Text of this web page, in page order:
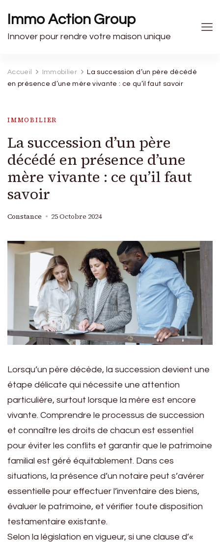
Immo Action Group
Innover pour rendre votre maison unique
Accueil Immobilier
La succession d’un père décédé
en présence d’une mère vivante : ce qu’il faut savoir
IMMOBILIER
La succession d’un père
décédé en présence d’une
mère vivante : ce qu’il faut
savoir
Constance 25 Octobre 2024
Lorsqu’un père décède, la succession devient une
étape délicate qui nécessite une attention
particulière, surtout lorsque la mère est encore
vivante. Comprendre le processus de succession
et connaître les droits de chacun est essentiel
pour éviter les conflits et garantir que le patrimoine
familial est géré équitablement. Dans ces
situations, la présence d’un notaire peut s’avérer
essentielle pour effectuer l’inventaire des biens,
évaluer le patrimoine, et vérifier toute disposition
testamentaire existante.
Selon la législation en vigueur, si une clause d’«